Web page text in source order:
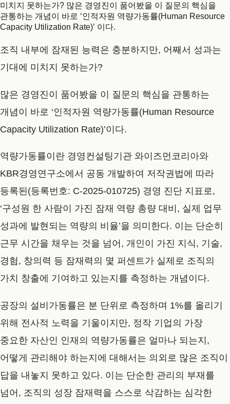
미치지 못하는가? 많은 경영진이 품어봤을 이 질문의 핵심을
관통하는 개념이 바로 ‘인적자원 역량가동률(Human Resource
Capacity Utilization Rate)’ 이다.
조직 내부에 잠재된 능력은 충분하지만, 어째서 성과는
기대에 미치지 못하는가?
많은 경영진이 품어봤을 이 질문의 핵심을 관통하는
개념이 바로 ‘인적자원 역량가동률(Human Resource
Capacity Utilization Rate)’이다.
역량가동률이란 경영컨설팅기관 와이즈먼코리아와
KBR경영연구소에서 공동 개발하여 저작권법에 따라
등록된(등록번호: C-2025-010725) 경영 진단 지표로,
‘구성원 한 사람이 가진 잠재 역량 총량 대비, 실제 업무
성과에 발현되는 역량의 비율’을 의미한다. 이는 단순히
근무 시간을 채우는 것을 넘어, 개인이 가진 지식, 기술,
경험, 창의력 등 잠재력의 몇 퍼센트가 실제로 조직의
가치 창출에 기여하고 있는지를 측정하는 개념이다.
공장의 설비가동률은 분 단위로 측정하며 1%를 올리기
위해 전사적 노력을 기울이지만, 정작 기업의 가장
중요한 자산인 인재의 역량가동률은 얼마나 되는지,
어떻게 관리해야 하는지에 대해서는 의외로 많은 조직이
답을 내놓지 못하고 있다. 이는 단순한 관리의 부재를
넘어, 조직의 성장 잠재력을 스스로 삭감하는 심각한